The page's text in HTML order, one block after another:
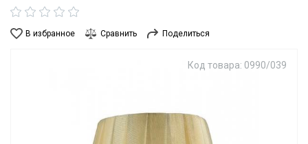
В избранное Сравнить Поделиться
Код товара: 0990/039